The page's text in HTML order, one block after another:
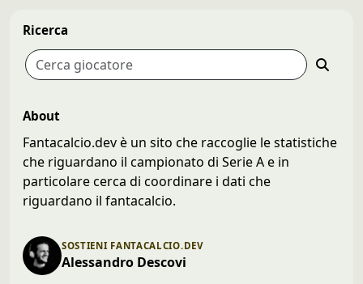
Ricerca
About
Fantacalcio.dev è un sito che raccoglie le statistiche
che riguardano il campionato di Serie A e in
particolare cerca di coordinare i dati che
riguardano il fantacalcio.
SOSTIENI FANTACALCIO.DEV
Alessandro Descovi